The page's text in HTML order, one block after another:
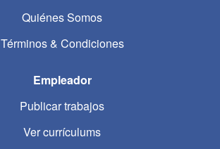
Quiénes Somos
Términos & Condiciones
Empleador
Publicar trabajos
Ver currículums